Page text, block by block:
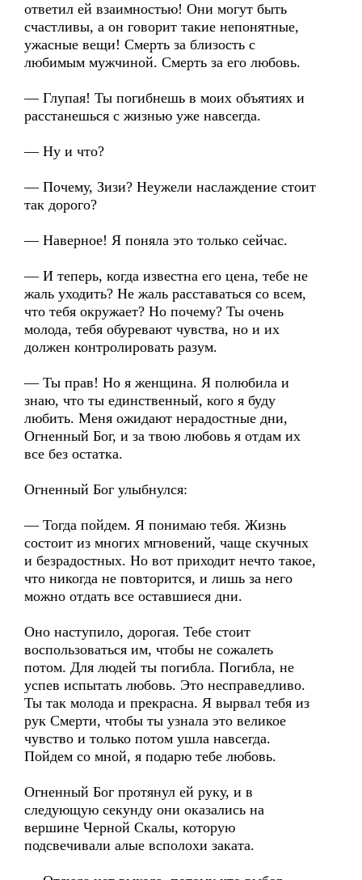
ответил ей взаимностью! Они могут быть
счастливы, а он говорит такие непонятные,
ужасные вещи! Смерть за близость с
любимым мужчиной. Смерть за его любовь.
— Глупая! Ты погибнешь в моих объятиях и
расстанешься с жизнью уже навсегда.
— Ну и что?
— Почему, Зизи? Неужели наслаждение стоит
так дорого?
— Наверное! Я поняла это только сейчас.
— И теперь, когда известна его цена, тебе не
жаль уходить? Не жаль расставаться со всем,
что тебя окружает? Но почему? Ты очень
молода, тебя обуревают чувства, но и их
должен контролировать разум.
— Ты прав! Но я женщина. Я полюбила и
знаю, что ты единственный, кого я буду
любить. Меня ожидают нерадостные дни,
Огненный Бог, и за твою любовь я отдам их
все без остатка.
Огненный Бог улыбнулся:
— Тогда пойдем. Я понимаю тебя. Жизнь
состоит из многих мгновений, чаще скучных
и безрадостных. Но вот приходит нечто такое,
что никогда не повторится, и лишь за него
можно отдать все оставшиеся дни.
Оно наступило, дорогая. Тебе стоит
воспользоваться им, чтобы не сожалеть
потом. Для людей ты погибла. Погибла, не
успев испытать любовь. Это несправедливо.
Ты так молода и прекрасна. Я вырвал тебя из
рук Смерти, чтобы ты узнала это великое
чувство и только потом ушла навсегда.
Пойдем со мной, я подарю тебе любовь.
Огненный Бог протянул ей руку, и в
следующую секунду они оказались на
вершине Черной Скалы, которую
подсвечивали алые всполохи заката.